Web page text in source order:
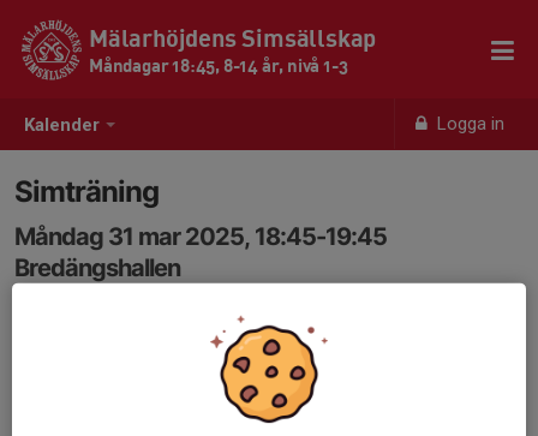
Kalender Logga in
Mälarhöjdens Simsällskap
Måndagar 18:45, 8-14 år, nivå 1-3
Simträning
Måndag 31 mar 2025, 18:45-19:45
Bredängshallen